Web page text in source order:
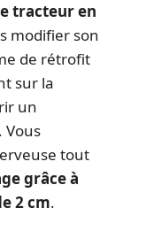
tracteur en
modifier son
de rétrofit
sur la
un
. Vous
tout
grâce à
2 cm.